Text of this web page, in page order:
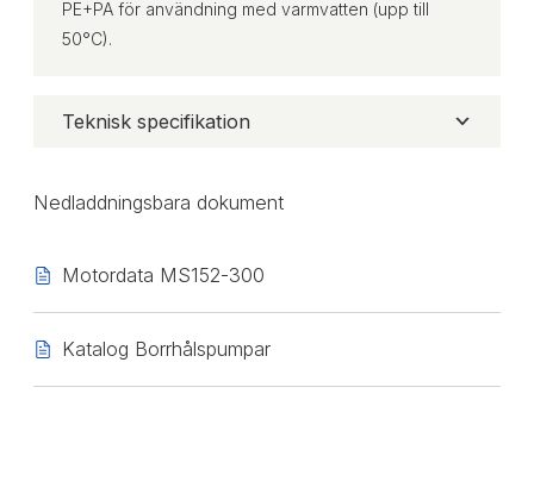
PE+PA för användning med varmvatten (upp till
50°C).
Teknisk specifikation
Nedladdningsbara dokument
Motordata MS152-300
Katalog Borrhålspumpar